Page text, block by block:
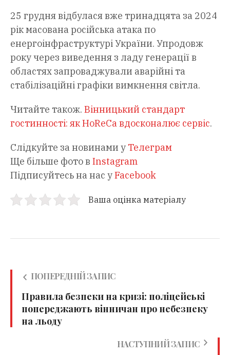
25 грудня відбулася вже тринадцята за 2024
рік масована російська атака по
енергоінфраструктурі України. Упродовж
року через виведення з ладу генерації в
областях запроваджували аварійні та
стабілізаційні графіки вимкнення світла.
Читайте також. Вінницький стандарт
гостинності: як HoReCa вдосконалює сервіс.
Слідкуйте за новинами у Телеграм
Ще більше фото в Instagram
Підписуйтесь на нас уFacebook
Ваша оцінка матеріалу
ПОПЕРЕДНІЙ ЗАПИС
Правила безпеки на кризі: поліцейські
попереджають вінничан про небезпеку
на льоду
НАСТУПНИЙ ЗАПИС